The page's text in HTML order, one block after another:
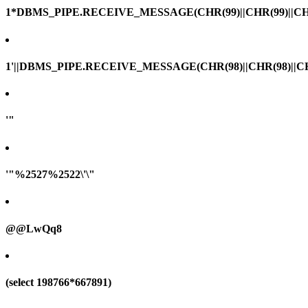
'"
'"%2527%2522\'\"
@@LwQq8
(select 198766*667891)